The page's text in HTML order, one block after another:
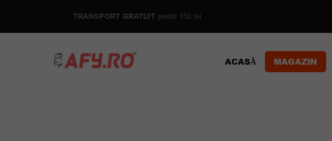
TRANSPORT GRATUIT peste 150 lei
ACASĂ MAGAZIN